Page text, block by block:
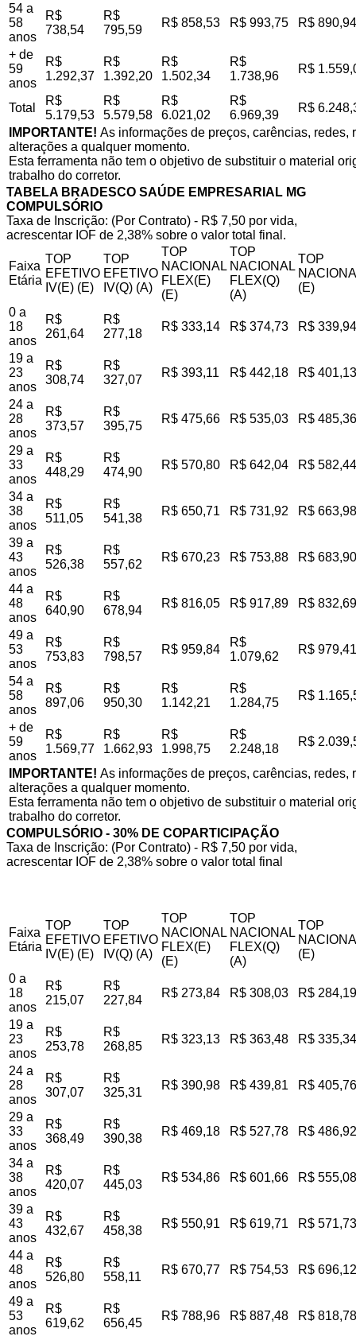
54 a
58
anos
R$
738,54
R$
795,59
R$ 858,53 R$ 993,75 R$ 890,94
+ de
59
anos
R$
1.292,37
R$
1.392,20
R$
1.502,34
R$
1.738,96
R$
Total
R$
5.179,53
R$
5.579,58
R$
6.021,02
R$
6.969,39
R$
IMPORTANTE! As informações de preços, carências,
alterações a qualquer momento.
Esta ferramenta não tem o objetivo de substituir o material
trabalho do corretor.
TABELA BRADESCO SAÚDE EMPRESARIAL MG
COMPULSÓRIO
Taxa de Inscrição: (Por Contrato) - R$ 7,50 por vida,
acrescentar IOF de 2,38% sobre o valor total final.
Faixa
Etária
TOP
EFETIVO
IV(E) (E)
TOP
EFETIVO
IV(Q) (A)
TOP
NACIONAL
FLEX(E)
(E)
TOP
NACIONAL
FLEX(Q)
(A)
TOP
(E)
0 a
18
anos
R$
261,64
R$
277,18
R$ 333,14 R$ 374,73 R$ 339,94
19 a
23
anos
R$
308,74
R$
327,07
R$ 393,11 R$ 442,18 R$ 401,13
24 a
28
anos
R$
373,57
R$
395,75
R$ 475,66 R$ 535,03 R$ 485,36
29 a
33
anos
R$
448,29
R$
474,90
R$ 570,80 R$ 642,04 R$ 582,44
34 a
38
anos
R$
511,05
R$
541,38
R$ 650,71 R$ 731,92 R$ 663,98
39 a
43
anos
R$
526,38
R$
557,62
R$ 670,23 R$ 753,88 R$ 683,90
44 a
48
anos
R$
640,90
R$
678,94
R$ 816,05 R$ 917,89 R$ 832,69
49 a
53
anos
R$
753,83
R$
798,57
R$ 959,84
R$
1.079,62
R$ 979,41
54 a
58
anos
R$
897,06
R$
950,30
R$
1.142,21
R$
1.284,75
R$
+ de
59
anos
R$
1.569,77
R$
1.662,93
R$
1.998,75
R$
2.248,18
R$
IMPORTANTE! As informações de preços, carências,
alterações a qualquer momento.
Esta ferramenta não tem o objetivo de substituir o material
trabalho do corretor.
COMPULSÓRIO - 30% DE COPARTICIPAÇÃO
Taxa de Inscrição: (Por Contrato) - R$ 7,50 por vida,
acrescentar IOF de 2,38% sobre o valor total final
Faixa
Etária
TOP
EFETIVO
IV(E) (E)
TOP
EFETIVO
IV(Q) (A)
TOP
NACIONAL
FLEX(E)
(E)
TOP
NACIONAL
FLEX(Q)
(A)
TOP
(E)
0 a
18
anos
R$
215,07
R$
227,84
R$ 273,84 R$ 308,03 R$ 284,19
19 a
23
anos
R$
253,78
R$
268,85
R$ 323,13 R$ 363,48 R$ 335,34
24 a
28
anos
R$
307,07
R$
325,31
R$ 390,98 R$ 439,81 R$ 405,76
29 a
33
anos
R$
368,49
R$
390,38
R$ 469,18 R$ 527,78 R$ 486,92
34 a
38
anos
R$
420,07
R$
445,03
R$ 534,86 R$ 601,66 R$ 555,08
39 a
43
anos
R$
432,67
R$
458,38
R$ 550,91 R$ 619,71 R$ 571,73
44 a
48
anos
R$
526,80
R$
558,11
R$ 670,77 R$ 754,53 R$ 696,12
49 a
53
anos
R$
619,62
R$
656,45
R$ 788,96 R$ 887,48 R$ 818,78